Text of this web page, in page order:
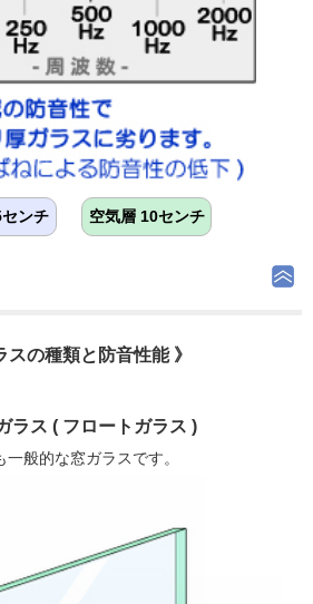
ンチ 空気層 10センチ
スの種類と防音性能 》
ラス ( フロートガラス )
一般的な窓ガラスです。